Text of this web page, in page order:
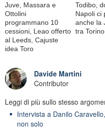
Juve, Massara e
Ottolini
programmano 10
cessioni, Leao offerto
al Leeds, Cajuste
idea Toro
Todibo,
Napoli ci
anche la
tra
Davide Martini
Contributor
Leggi di più sullo stesso
Intervista a Danilo
non solo